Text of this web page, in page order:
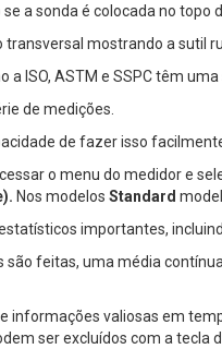
a sonda é colocada no topo
mostrando a sutil
ISO, ASTM e SSPC têm
de medições.
de fazer isso
o menu do medidor e
Nos modelos Standard
importantes,
são feitas, uma média
informações valiosas em
ser excluídos com a tecla